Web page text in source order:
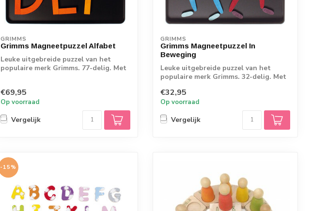
GRIMMS
Grimms Magneetpuzzel Alfabet
Leuke uitgebreide puzzel van het
populaire merk Grimms. 77-delig. Met
€69,95
Op voorraad
Vergelijk
GRIMMS
Grimms Magneetpuzzel In
Beweging
Leuke uitgebreide puzzel van het
populaire merk Grimms. 32-delig. Met
€32,95
Op voorraad
Vergelijk
-15%